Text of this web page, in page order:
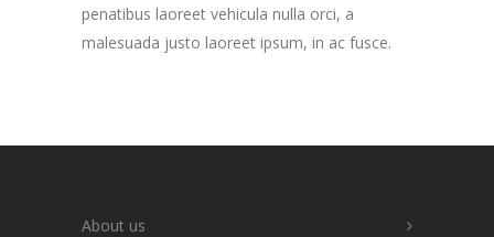
penatibus laoreet vehicula nulla orci, a
malesuada justo laoreet ipsum, in ac fusce.
About us